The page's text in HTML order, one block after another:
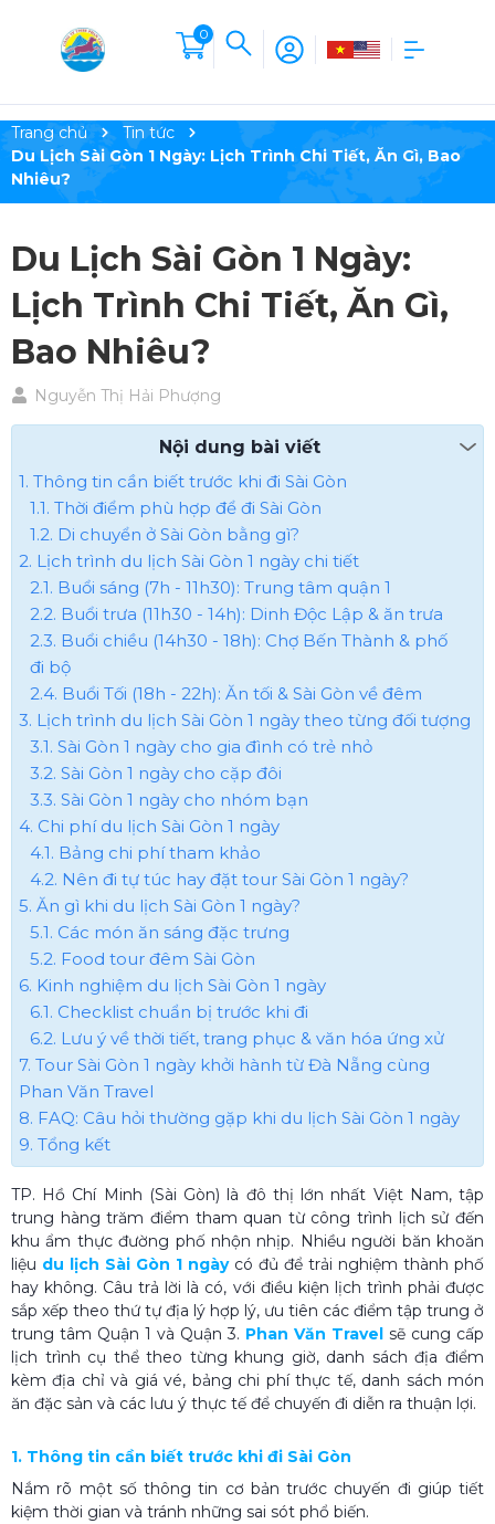
0
Trang chủ
Tin tức
Du Lịch Sài Gòn 1 Ngày: Lịch Trình Chi Tiết, Ăn Gì, Bao
Nhiêu?
Du Lịch Sài Gòn 1 Ngày:
Lịch Trình Chi Tiết, Ăn Gì,
Bao Nhiêu?
Nguyễn Thị Hải Phượng
Nội dung bài viết
1. Thông tin cần biết trước khi đi Sài Gòn
1.1. Thời điểm phù hợp để đi Sài Gòn
1.2. Di chuyển ở Sài Gòn bằng gì?
2. Lịch trình du lịch Sài Gòn 1 ngày chi tiết
2.1. Buổi sáng (7h - 11h30): Trung tâm quận 1
2.2. Buổi trưa (11h30 - 14h): Dinh Độc Lập & ăn trưa
2.3. Buổi chiều (14h30 - 18h): Chợ Bến Thành & phố
đi bộ
2.4. Buổi Tối (18h - 22h): Ăn tối & Sài Gòn về đêm
3. Lịch trình du lịch Sài Gòn 1 ngày theo từng đối tượng
3.1. Sài Gòn 1 ngày cho gia đình có trẻ nhỏ
3.2. Sài Gòn 1 ngày cho cặp đôi
3.3. Sài Gòn 1 ngày cho nhóm bạn
4. Chi phí du lịch Sài Gòn 1 ngày
4.1. Bảng chi phí tham khảo
4.2. Nên đi tự túc hay đặt tour Sài Gòn 1 ngày?
5. Ăn gì khi du lịch Sài Gòn 1 ngày?
5.1. Các món ăn sáng đặc trưng
5.2. Food tour đêm Sài Gòn
6. Kinh nghiệm du lịch Sài Gòn 1 ngày
6.1. Checklist chuẩn bị trước khi đi
6.2. Lưu ý về thời tiết, trang phục & văn hóa ứng xử
7. Tour Sài Gòn 1 ngày khởi hành từ Đà Nẵng cùng
Phan Văn Travel
8. FAQ: Câu hỏi thường gặp khi du lịch Sài Gòn 1 ngày
9. Tổng kết
TP. Hồ Chí Minh (Sài Gòn) là đô thị lớn nhất Việt Nam, tập
trung hàng trăm điểm tham quan từ công trình lịch sử đến
khu ẩm thực đường phố nhộn nhịp. Nhiều người băn khoăn
liệu du lịch Sài Gòn 1 ngàycó đủ để trải nghiệm thành phố
hay không. Câu trả lời là có, với điều kiện lịch trình phải được
sắp xếp theo thứ tự địa lý hợp lý, ưu tiên các điểm tập trung ở
trung tâm Quận 1 và Quận 3. Phan Văn Travel sẽ cung cấp
lịch trình cụ thể theo từng khung giờ, danh sách địa điểm
kèm địa chỉ và giá vé, bảng chi phí thực tế, danh sách món
ăn đặc sản và các lưu ý thực tế để chuyến đi diễn ra thuận lợi.
1. Thông tin cần biết trước khi đi Sài Gòn
Nắm rõ một số thông tin cơ bản trước chuyến đi giúp tiết
kiệm thời gian và tránh những sai sót phổ biến.